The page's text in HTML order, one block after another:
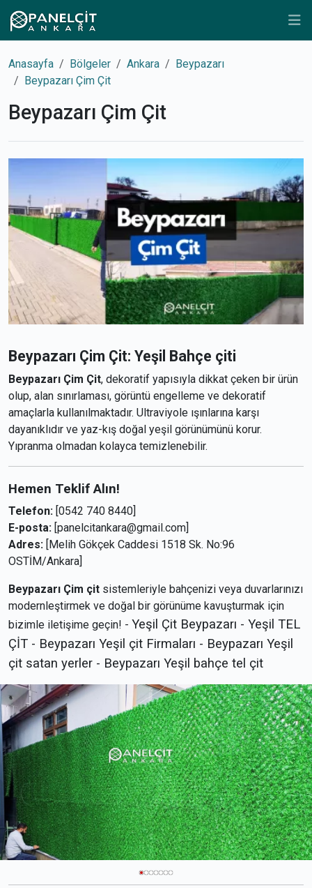
Anasayfa Bölgeler Ankara
Beypazarı
Beypazarı Çim Çit
Beypazarı Çim Çit
Beypazarı Çim Çit: Yeşil Bahçe çiti
Beypazarı Çim Çit, dekoratif yapısıyla dikkat çeken bir ürün
olup, alan sınırlaması, görüntü engelleme ve dekoratif
amaçlarla kullanılmaktadır. Ultraviyole ışınlarına karşı
dayanıklıdır ve yaz-kış doğal yeşil görünümünü korur.
Yıpranma olmadan kolayca temizlenebilir.
Hemen Teklif Alın!
Telefon: [0542 740 8440]
E-posta: [panelcitankara@gmail.com]
Adres: [Melih Gökçek Caddesi 1518 Sk. No:96
OSTİM/Ankara]
Beypazarı Çim çit sistemleriyle bahçenizi veya duvarlarınızı
modernleştirmek ve doğal bir görünüme kavuşturmak için
bizimle iletişime geçin! - Yeşil Çit Beypazarı - Yeşil TEL
ÇİT - Beypazarı Yeşil çit Firmaları - Beypazarı Yeşil
çit satan yerler - Beypazarı Yeşil bahçe tel çit